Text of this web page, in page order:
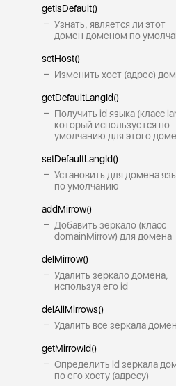
getIsDefault()
Узнать, является ли этот
домен доменом по
setHost()
Изменить хост (адрес)
getDefaultLangId()
Получить id языка (класс
который используется по
умолчанию для этого
setDefaultLangId()
Установить для домена
по умолчанию
addMirrow()
Добавить зеркало (класс
domainMirrow) для домена
delMirrow()
Удалить зеркало домена,
используя его id
delAllMirrows()
Удалить все зеркала
getMirrowId()
Определить id зеркала
по его хосту (адресу)